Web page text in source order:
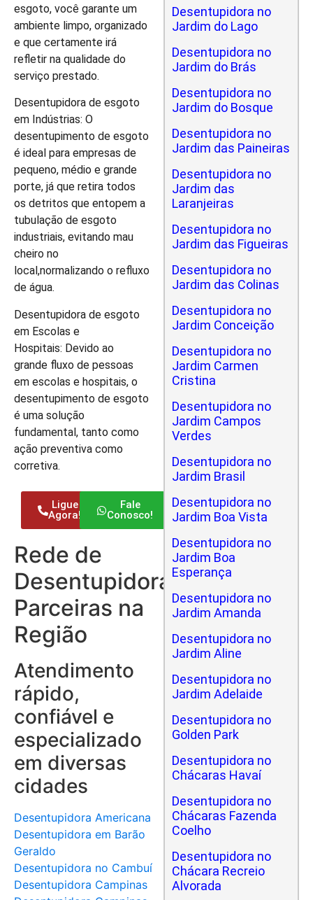
esgoto, você garante um
ambiente limpo, organizado
e que certamente irá
refletir na qualidade do
serviço prestado.
Desentupidora de esgoto
em Indústrias: O
desentupimento de esgoto
é ideal para empresas de
pequeno, médio e grande
porte, já que retira todos
os detritos que entopem a
tubulação de esgoto
industriais, evitando mau
cheiro no
local,normalizando o refluxo
de água.
Desentupidora de esgoto
em Escolas e
Hospitais: Devido ao
grande fluxo de pessoas
em escolas e hospitais, o
desentupimento de esgoto
é uma solução
fundamental, tanto como
ação preventiva como
corretiva.
Ligue
Agora!
Fale
Conosco!
Rede de
Desentupidoras
Parceiras na
Região
Atendimento
rápido,
confiável e
especializado
em diversas
cidades
Desentupidora Americana
Desentupidora em Barão
Geraldo
Desentupidora no Cambuí
Desentupidora Campinas
Desentupidora no
Jardim do Lago
Desentupidora no
Jardim do Brás
Desentupidora no
Jardim do Bosque
Desentupidora no
Jardim das Paineiras
Desentupidora no
Jardim das
Laranjeiras
Desentupidora no
Jardim das Figueiras
Desentupidora no
Jardim das Colinas
Desentupidora no
Jardim Conceição
Desentupidora no
Jardim Carmen
Cristina
Desentupidora no
Jardim Campos
Verdes
Desentupidora no
Jardim Brasil
Desentupidora no
Jardim Boa Vista
Desentupidora no
Jardim Boa
Esperança
Desentupidora no
Jardim Amanda
Desentupidora no
Jardim Aline
Desentupidora no
Jardim Adelaide
Desentupidora no
Golden Park
Desentupidora no
Chácaras Havaí
Desentupidora no
Chácaras Fazenda
Coelho
Desentupidora no
Chácara Recreio
Alvorada